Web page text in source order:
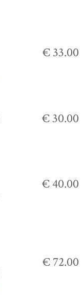
€ 33.00
€ 30.00
€ 40.00
€ 72.00